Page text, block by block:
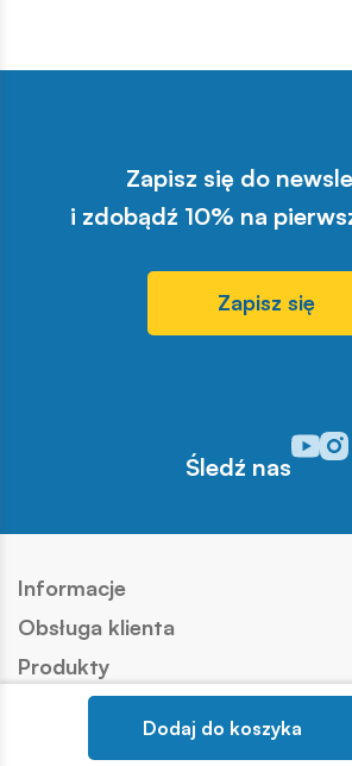
Dodaj do koszyka
Zapisz się do
i zdobądź 10% na
Zapisz się
Śledź nas
Informacje
Obsługa klienta
Produkty
Kontakt